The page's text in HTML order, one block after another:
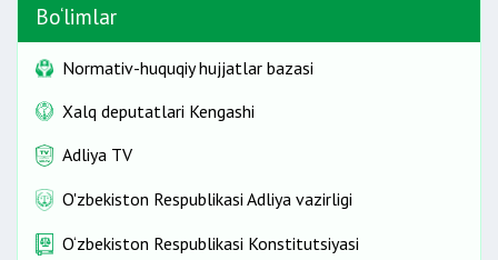
Bo‘limlar
Normativ-huquqiy hujjatlar bazasi
Xalq deputatlari Kengashi
Adliya TV
O'zbekiston Respublikasi Adliya vazirligi
O‘zbekiston Respublikasi Konstitutsiyasi